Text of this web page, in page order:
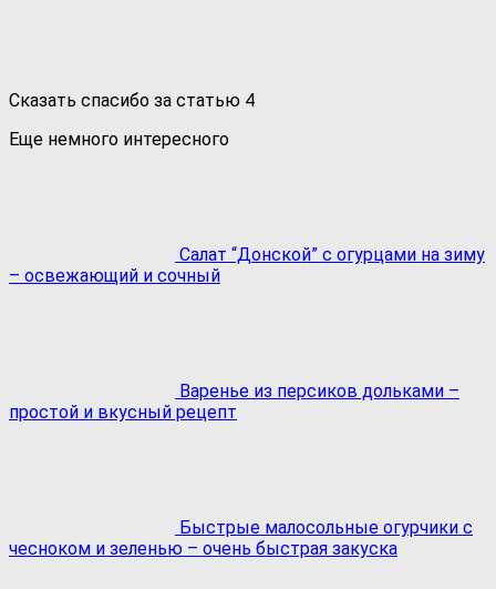
Сказать спасибо за статью 4
Еще немного интересного
Салат “Донской” с огурцами на зиму
– освежающий и сочный
Варенье из персиков дольками –
простой и вкусный рецепт
Быстрые малосольные огурчики с
чесноком и зеленью – очень быстрая закуска